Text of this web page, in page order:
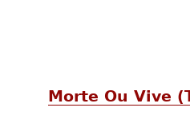
Morte Ou Vive